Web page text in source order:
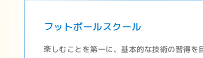
フットボールスクール
楽しむことを第一に、基本的な技術の習得